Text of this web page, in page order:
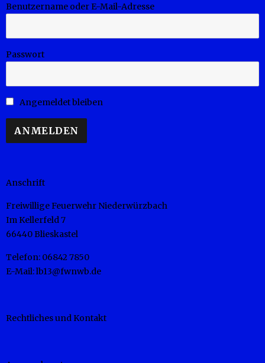
Benutzername oder E-Mail-Adresse
Passwort
Angemeldet bleiben
Anschrift
Freiwillige Feuerwehr Niederwürzbach
Im Kellerfeld 7
66440 Blieskastel
Telefon: 06842 7850
E-Mail: lb13@fwnwb.de
Rechtliches und Kontakt